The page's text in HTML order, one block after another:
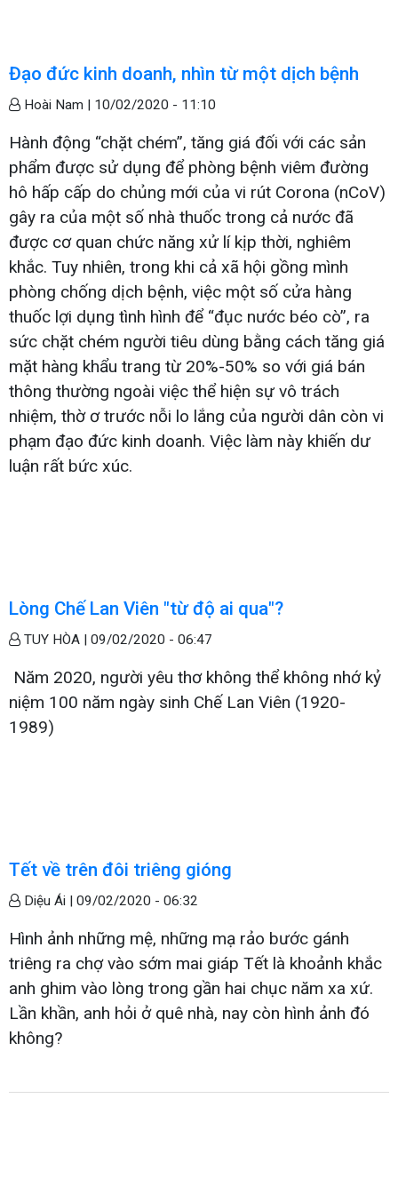
Đạo đức kinh doanh, nhìn từ một dịch bệnh
Hoài Nam | 10/02/2020 - 11:10
Hành động “chặt chém”, tăng giá đối với các sản
phẩm được sử dụng để phòng bệnh viêm đường
hô hấp cấp do chủng mới của vi rút Corona (nCoV)
gây ra của một số nhà thuốc trong cả nước đã
được cơ quan chức năng xử lí kịp thời, nghiêm
khắc. Tuy nhiên, trong khi cả xã hội gồng mình
phòng chống dịch bệnh, việc một số cửa hàng
thuốc lợi dụng tình hình để “đục nước béo cò”, ra
sức chặt chém người tiêu dùng bằng cách tăng giá
mặt hàng khẩu trang từ 20%-50% so với giá bán
thông thường ngoài việc thể hiện sự vô trách
nhiệm, thờ ơ trước nỗi lo lắng của người dân còn vi
phạm đạo đức kinh doanh. Việc làm này khiến dư
luận rất bức xúc.
Lòng Chế Lan Viên "từ độ ai qua"?
TUY HÒA | 09/02/2020 - 06:47
Năm 2020, người yêu thơ không thể không nhớ kỷ
niệm 100 năm ngày sinh Chế Lan Viên (1920-
1989)
Tết về trên đôi triêng gióng
Diệu Ái | 09/02/2020 - 06:32
Hình ảnh những mệ, những mạ rảo bước gánh
triêng ra chợ vào sớm mai giáp Tết là khoảnh khắc
anh ghim vào lòng trong gần hai chục năm xa xứ.
Lần khần, anh hỏi ở quê nhà, nay còn hình ảnh đó
không?